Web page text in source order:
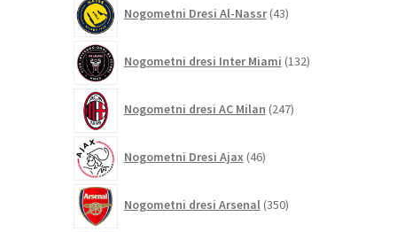
Nogometni Dresi Al-Nassr 43izdelkov
Nogometni dresi Inter Miami 132izdelkov
Nogometni dresi AC Milan 247izdelkov
Nogometni Dresi Ajax 46izdelkov
Nogometni dresi Arsenal 350izdelkov